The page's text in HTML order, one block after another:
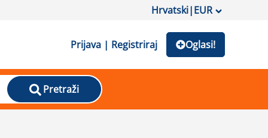
Hrvatski|EUR
Prijava | Registriraj Oglasi!
Pretraži